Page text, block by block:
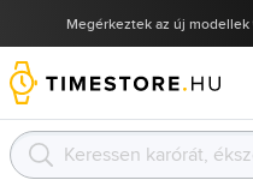
Megérkeztek az új